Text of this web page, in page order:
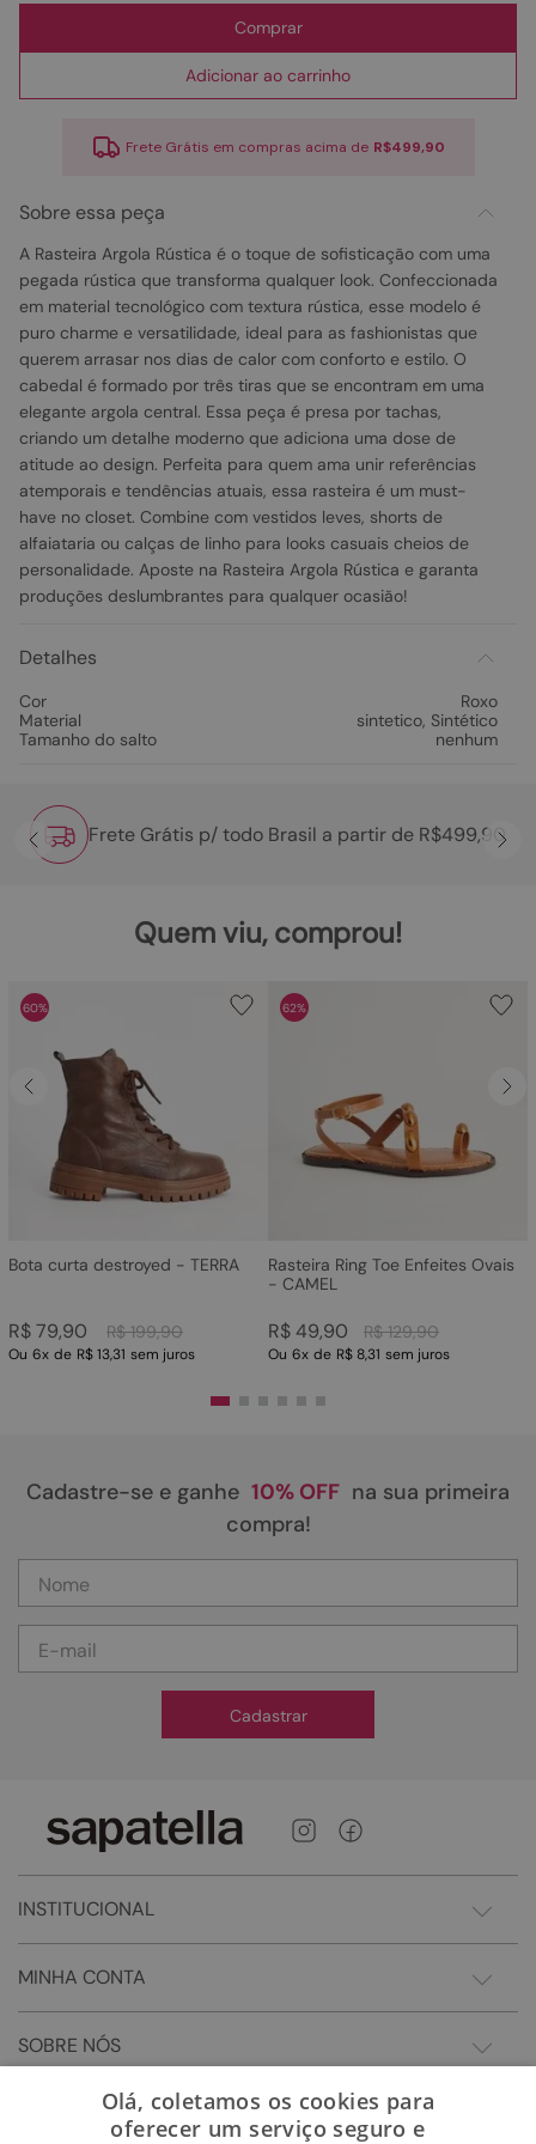
Comprar
Adicionar ao carrinho
Frete Grátis em compras acima de R$499,90
Sobre essa peça
A Rasteira Argola Rústica é o toque de sofisticação com uma
pegada rústica que transforma qualquer look. Confeccionada
em material tecnológico com textura rústica, esse modelo é
puro charme e versatilidade, ideal para as fashionistas que
querem arrasar nos dias de calor com conforto e estilo. O
cabedal é formado por três tiras que se encontram em uma
elegante argola central. Essa peça é presa por tachas,
criando um detalhe moderno que adiciona uma dose de
atitude ao design. Perfeita para quem ama unir referências
atemporais e tendências atuais, essa rasteira é um must-
have no closet. Combine com vestidos leves, shorts de
alfaiataria ou calças de linho para looks casuais cheios de
personalidade. Aposte na Rasteira Argola Rústica e garanta
produções deslumbrantes para qualquer ocasião!
Detalhes
Cor
Roxo
Material
sintetico, Sintético
Tamanho do salto
nenhum
Frete Grátis p/ todo Brasil a partir de R$499,90
Quem viu, comprou!
60%
Bota curta destroyed - TERRA
R$ 199,90
R$79,90
Ou 6x de R$ 13,31 sem juros
62%
Rasteira Ring Toe Enfeites Ovais
- CAMEL
R$ 129,90
R$49,90
Ou 6x de R$ 8,31 sem juros
Cadastre-se e ganhe 10% OFF na sua primeira
compra!
Cadastrar
INSTITUCIONAL
MINHA CONTA
SOBRE NÓS
Olá, coletamos os cookies para
oferecer um serviço seguro e